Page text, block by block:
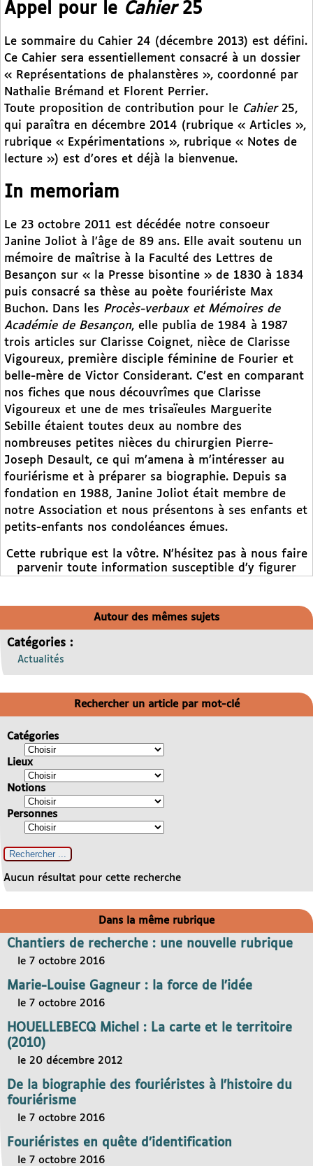
Appel pour le Cahier25
Le sommaire du Cahier 24 (décembre 2013) est défini.
Ce Cahier sera essentiellement consacré à un dossier
« Représentations de phalanstères », coordonné par
Nathalie Brémand et Florent Perrier.
Toute proposition de contribution pour le Cahier25,
qui paraîtra en décembre 2014 (rubrique « Articles »,
rubrique « Expérimentations », rubrique « Notes de
lecture ») est d’ores et déjà la bienvenue.
In memoriam
Le 23 octobre 2011 est décédée notre consoeur
Janine Joliot à l’âge de 89 ans. Elle avait soutenu un
mémoire de maîtrise à la Faculté des Lettres de
Besançon sur « la Presse bisontine » de 1830 à 1834
puis consacré sa thèse au poète fouriériste Max
Buchon. Dans les Procès-verbaux et Mémoires de
Académie de Besançon, elle publia de 1984 à 1987
trois articles sur Clarisse Coignet, nièce de Clarisse
Vigoureux, première disciple féminine de Fourier et
belle-mère de Victor Considerant. C’est en comparant
nos fiches que nous découvrîmes que Clarisse
Vigoureux et une de mes trisaïeules Marguerite
Sebille étaient toutes deux au nombre des
nombreuses petites nièces du chirurgien Pierre-
Joseph Desault, ce qui m’amena à m’intéresser au
fouriérisme et à préparer sa biographie. Depuis sa
fondation en 1988, Janine Joliot était membre de
notre Association et nous présentons à ses enfants et
petits-enfants nos condoléances émues.
Cette rubrique est la vôtre. N’hésitez pas à nous faire
parvenir toute information susceptible d’y figurer
Autour des mêmes sujets
Catégories :
Actualités
Rechercher un article par mot-clé
Catégories
Lieux
Notions
Personnes
Aucun résultat pour cette recherche
Dans la même rubrique
Chantiers de recherche : une nouvelle rubrique
le 7 octobre 2016
Marie-Louise Gagneur : la force de l’idée
le 7 octobre 2016
HOUELLEBECQ Michel : La carte et le territoire
(2010)
le 20 décembre 2012
De la biographie des fouriéristes à l’histoire du
fouriérisme
le 7 octobre 2016
Fouriéristes en quête d’identification
le 7 octobre 2016